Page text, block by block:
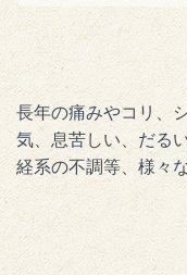
長年の痛みやコリ、
気、息苦しい、だる
経系の不調等、様々